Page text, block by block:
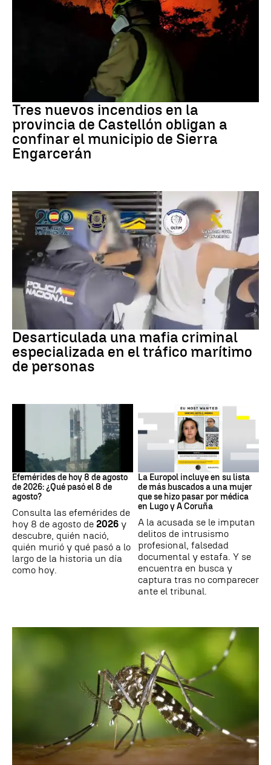
Tres nuevos incendios en la
provincia de Castellón obligan a
confinar el municipio de Sierra
Engarcerán
Tráfico de personas
Desarticulada una mafia criminal
especializada en el tráfico marítimo
de personas
Efemérides
Efemérides de hoy 8 de agosto
de 2026: ¿Qué pasó el 8 de
agosto?
Consulta las efemérides de
hoy 8 de agosto de 2026 y
descubre, quién nació,
quién murió y qué pasó a lo
largo de la historia un día
como hoy.
La Europol incluye en su lista
de más buscados a una mujer
que se hizo pasar por médica
en Lugo y A Coruña
A la acusada se le imputan
delitos de intrusismo
profesional, falsedad
documental y estafa. Y se
encuentra en busca y
captura tras no comparecer
ante el tribunal.